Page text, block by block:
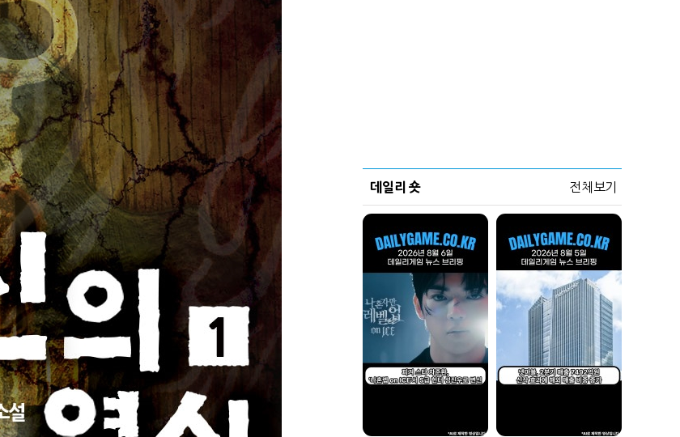
데일리 숏 전체보기